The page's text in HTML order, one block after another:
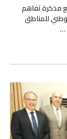
مذكرة تفاهم
وطني للمناطق
…